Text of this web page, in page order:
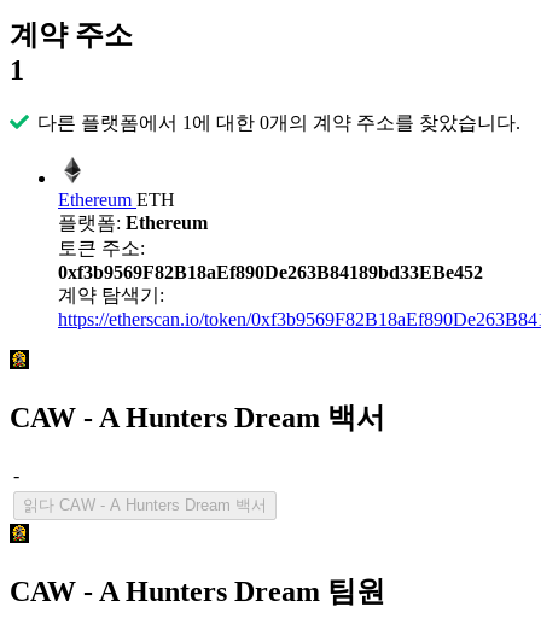
계약 주소
1
다른 플랫폼에서 1에 대한 0개의 계약 주소를 찾았습니다.
Ethereum ETH
플랫폼: Ethereum
토큰 주소:
0xf3b9569F82B18aEf890De263B84189bd33EBe452
계약 탐색기:
https://etherscan.io/token/
CAW - A Hunters Dream 백서
-
읽다 CAW - A Hunters Dream 백서
CAW - A Hunters Dream 팀원